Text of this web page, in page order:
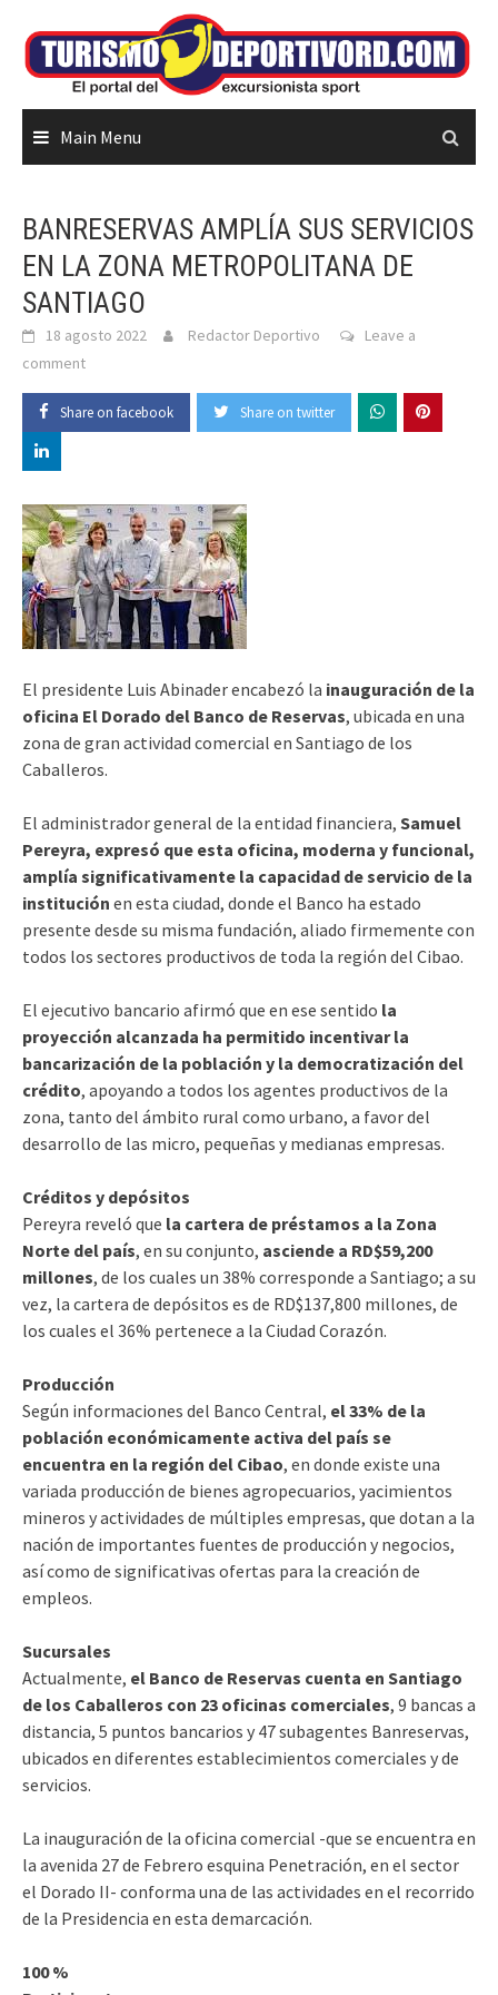
content
Main Menu
BANRESERVAS AMPLÍA SUS SERVICIOS
EN LA ZONA METROPOLITANA DE
SANTIAGO
18 agosto 2022 Redactor Deportivo
Leave a
comment
Share on facebook Share on twitter
El presidente Luis Abinader encabezó la inauguración de la
oficina El Dorado del Banco de Reservas, ubicada en una
zona de gran actividad comercial en Santiago de los
Caballeros.
El administrador general de la entidad financiera, Samuel
Pereyra, expresó que esta oficina, moderna y funcional,
amplía significativamente la capacidad de servicio de la
institución en esta ciudad, donde el Banco ha estado
presente desde su misma fundación, aliado firmemente con
todos los sectores productivos de toda la región del Cibao.
El ejecutivo bancario afirmó que en ese sentido la
proyección alcanzada ha permitido incentivar la
bancarización de la población y la democratización del
crédito, apoyando a todos los agentes productivos de la
zona, tanto del ámbito rural como urbano, a favor del
desarrollo de las micro, pequeñas y medianas empresas.
Créditos y depósitos
Pereyra reveló que la cartera de préstamos a la Zona
Norte del país, en su conjunto, asciende a RD$59,200
millones, de los cuales un 38% corresponde a Santiago; a su
vez, la cartera de depósitos es de RD$137,800 millones, de
los cuales el 36% pertenece a la Ciudad Corazón.
Producción
Según informaciones del Banco Central, el 33% de la
población económicamente activa del país se
encuentra en la región del Cibao, en donde existe una
variada producción de bienes agropecuarios, yacimientos
mineros y actividades de múltiples empresas, que dotan a la
nación de importantes fuentes de producción y negocios,
así como de significativas ofertas para la creación de
empleos.
Sucursales
Actualmente, el Banco de Reservas cuenta en Santiago
de los Caballeros con 23 oficinas comerciales, 9 bancas a
distancia, 5 puntos bancarios y 47 subagentes Banreservas,
ubicados en diferentes establecimientos comerciales y de
servicios.
La inauguración de la oficina comercial -que se encuentra en
la avenida 27 de Febrero esquina Penetración, en el sector
el Dorado II- conforma una de las actividades en el recorrido
de la Presidencia en esta demarcación.
100 %